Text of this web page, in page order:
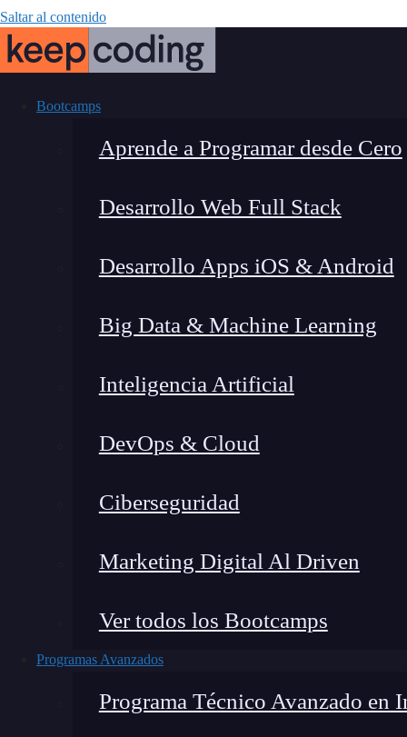
Saltar al contenido
Bootcamps
Aprende a Programar desde Cero
Desarrollo Web Full Stack
Desarrollo Apps iOS & Android
Big Data & Machine Learning
Inteligencia Artificial
DevOps & Cloud
Ciberseguridad
Marketing Digital Al Driven
Ver todos los Bootcamps
Programas Avanzados
Programa Técnico Avanzado en
¿Qué es un
Montana Martín López